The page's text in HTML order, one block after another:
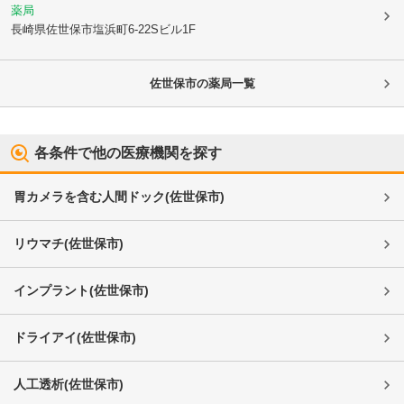
薬局
長崎県佐世保市塩浜町6-22Sビル1F
佐世保市の薬局一覧
各条件で他の医療機関を探す
胃カメラを含む人間ドック(佐世保市)
リウマチ(佐世保市)
インプラント(佐世保市)
ドライアイ(佐世保市)
人工透析(佐世保市)